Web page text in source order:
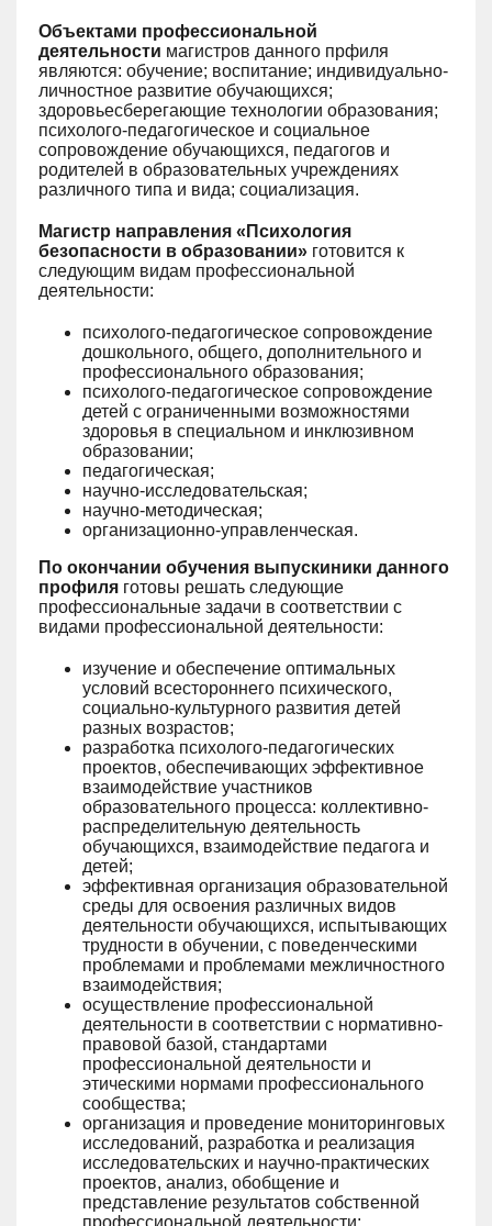
Объектами профессиональной
деятельности магистров данного прфиля
являются: обучение; воспитание; индивидуально-
личностное развитие обучающихся;
здоровьесберегающие технологии образования;
психолого-педагогическое и социальное
сопровождение обучающихся, педагогов и
родителей в образовательных учреждениях
различного типа и вида; социализация.
Магистр направления «Психология
безопасности в образовании» готовится к
следующим видам профессиональной
деятельности:
психолого-педагогическое сопровождение
дошкольного, общего, дополнительного и
профессионального образования;
психолого-педагогическое сопровождение
детей с ограниченными возможностями
здоровья в специальном и инклюзивном
образовании;
педагогическая;
научно-исследовательская;
научно-методическая;
организационно-управленческая.
По окончании обучения выпускиники данного
профиля готовы решать следующие
профессиональные задачи в соответствии с
видами профессиональной деятельности:
изучение и обеспечение оптимальных
условий всестороннего психического,
социально-культурного развития детей
разных возрастов;
разработка психолого-педагогических
проектов, обеспечивающих эффективное
взаимодействие участников
образовательного процесса: коллективно-
распределительную деятельность
обучающихся, взаимодействие педагога и
детей;
эффективная организация образовательной
среды для освоения различных видов
деятельности обучающихся, испытывающих
трудности в обучении, с поведенческими
проблемами и проблемами межличностного
взаимодействия;
осуществление профессиональной
деятельности в соответствии с нормативно-
правовой базой, стандартами
профессиональной деятельности и
этическими нормами профессионального
сообщества;
организация и проведение мониторинговых
исследований, разработка и реализация
исследовательских и научно-практических
проектов, анализ, обобщение и
представление результатов собственной
профессиональной деятельности;